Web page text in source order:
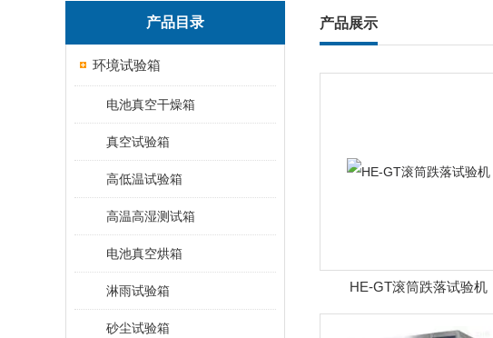
产品目录
环境试验箱
电池真空干燥箱
真空试验箱
高低温试验箱
高温高湿测试箱
电池真空烘箱
淋雨试验箱
砂尘试验箱
产品展示
HE-GT滚筒跌落试验机